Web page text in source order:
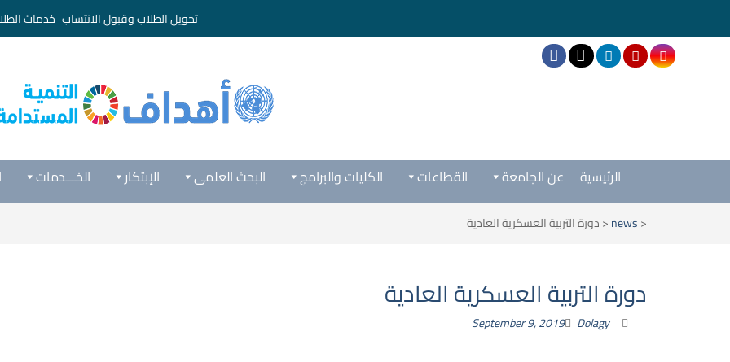
تحويل الطلاب وقبول الانتساب خدمات
الخـــدمات الإبتكار البحث العلمى الكليات والبرامج القطاعات عن الجامعة الرئيسية
<
news
<دورة التربية العسكرية العادية
دورة التربية العسكرية العادية
September 9, 2019 Dolagy